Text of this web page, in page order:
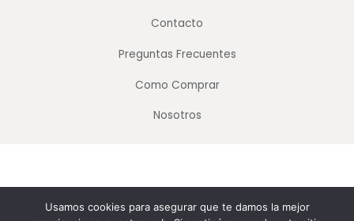
Contacto
Preguntas Frecuentes
Como Comprar
Nosotros
Usamos cookies para asegurar que te damos la mejor